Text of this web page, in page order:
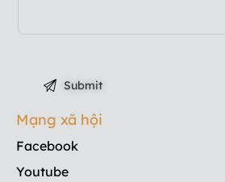
Mạng xã hội
Facebook
Youtube